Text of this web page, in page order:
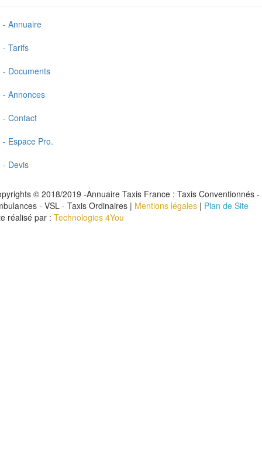
- Annuaire
- Tarifs
- Documents
- Annonces
- Contact
- Espace Pro.
- Devis
© 2018/2019 -Annuaire Taxis France : Taxis Conventionnés -
- VSL - Taxis Ordinaires | Mentions légales | Plan de Site
réalisé par : Technologies 4You